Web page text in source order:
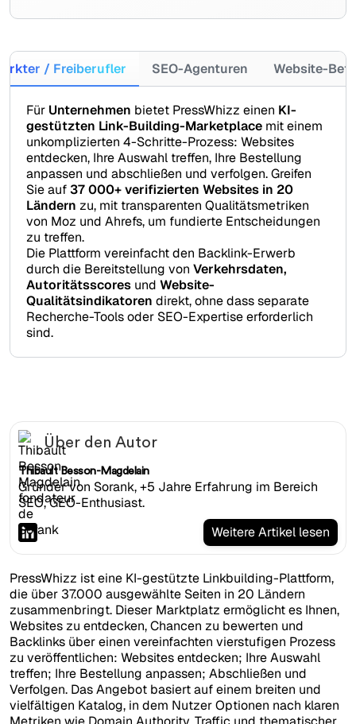
/ Freiberufler SEO-Agenturen Website-
Für Unternehmen bietet PressWhizz einen KI-
gestützten Link-Building-Marketplace mit einem
unkomplizierten 4-Schritte-Prozess: Websites
entdecken, Ihre Auswahl treffen, Ihre Bestellung
anpassen und abschließen und verfolgen. Greifen
Sie auf37 000+ verifizierten Websites in 20
Ländern zu, mit transparenten Qualitätsmetriken
von Moz und Ahrefs, um fundierte Entscheidungen
zu treffen.
Die Plattform vereinfacht den Backlink-Erwerb
durch die Bereitstellung von Verkehrsdaten,
Autoritätsscores und Website-
Qualitätsindikatoren direkt, ohne dass separate
Recherche-Tools oder SEO-Expertise erforderlich
sind.
Über den Autor
Thibault Besson-Magdelain
Gründer von Sorank, +5 Jahre Erfahrung im Bereich
SEO, GEO-Enthusiast.
Weitere Artikel lesen
PressWhizz ist eine KI-gestützte Linkbuilding-Plattform,
die über 37.000 ausgewählte Seiten in 20 Ländern
zusammenbringt. Dieser Marktplatz ermöglicht es Ihnen,
Websites zu entdecken, Chancen zu bewerten und
Backlinks über einen vereinfachten vierstufigen Prozess
zu veröffentlichen: Websites entdecken; Ihre Auswahl
treffen; Ihre Bestellung anpassen; Abschließen und
Verfolgen. Das Angebot basiert auf einem breiten und
vielfältigen Katalog, in dem Nutzer Optionen nach klaren